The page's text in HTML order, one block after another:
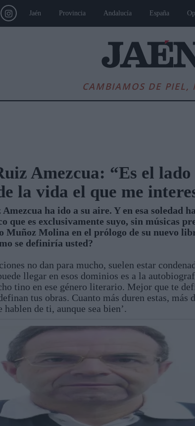
Jaén Provincia Andalucía España
CAMBIAMOS DE PIEL,
Provincia Linares Andalucía Internacional Opinión
Amezcua: “Es el lado
la vida el que me
ha ido a su aire. Y en esa soledad
que es exclusivamente suyo, sin músicas
Muñoz Molina en el prólogo de su nuevo
se definiría usted?
no dan para mucho, suelen estar
llegar en esos dominios es a la
tino en ese género literario. Mejor que te
tus obras. Cuanto más duren estas, más
de ti, aunque sea bien’.